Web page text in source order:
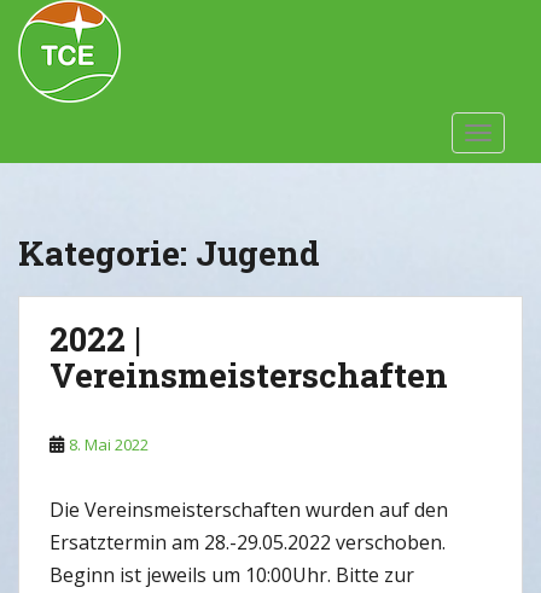
Skip to main content
Kategorie: Jugend
2022 |
Vereinsmeisterschaften
8. Mai 2022
Die Vereinsmeisterschaften wurden auf den
Ersatztermin am 28.-29.05.2022 verschoben.
Beginn ist jeweils um 10:00Uhr. Bitte zur